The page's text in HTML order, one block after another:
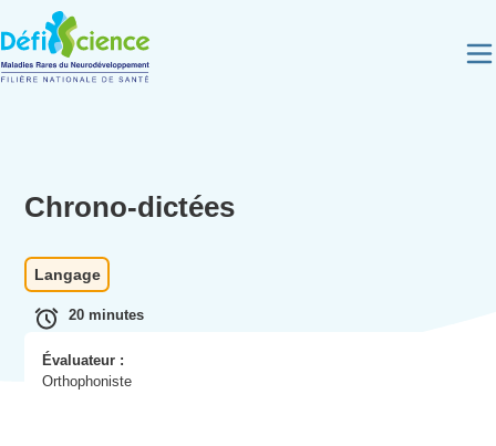
Chrono-dictées
Langage
20 minutes
Évaluateur :
Orthophoniste
Panneau de gestion des cookies